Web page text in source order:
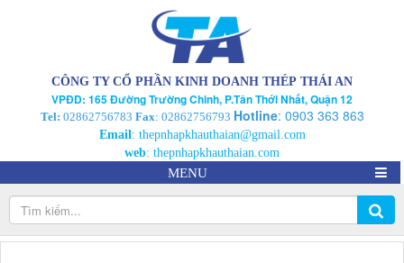
CÔNG TY CỔ PHẦN KINH DOANH THÉP THÁI AN
VPĐD: 165 Đường Trường Chinh, P.Tân Thới Nhất, Quận 12
Tel: 02862756783 Fax: 02862756793 Hotline: 0903 363 863
Email: thepnhapkhauthaian@gmail.com
web: thepnhapkhauthaian.com
MENU